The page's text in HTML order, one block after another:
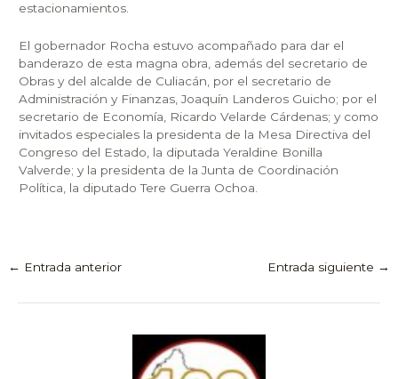
estacionamientos.
El gobernador Rocha estuvo acompañado para dar el
banderazo de esta magna obra, además del secretario de
Obras y del alcalde de Culiacán, por el secretario de
Administración y Finanzas, Joaquín Landeros Guicho; por el
secretario de Economía, Ricardo Velarde Cárdenas; y como
invitados especiales la presidenta de la Mesa Directiva del
Congreso del Estado, la diputada Yeraldine Bonilla
Valverde; y la presidenta de la Junta de Coordinación
Política, la diputado Tere Guerra Ochoa.
← Entrada anterior Entrada siguiente →